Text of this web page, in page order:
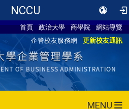
NCCU
首頁 政治大學 商學院
網站導覽
企管校友服務網
更新校友通訊
MENU